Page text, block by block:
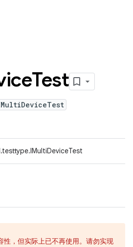
Test
性，但实际上已不再使用。请勿实现